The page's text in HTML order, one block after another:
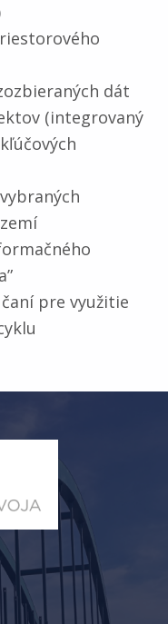
dát
(integrovaný
pre využitie